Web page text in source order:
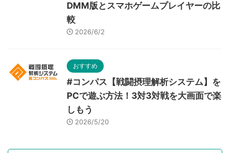
DMM版とスマホゲームプレイヤーの比
較
2026/6/2
おすすめ
#コンパス【戦闘摂理解析システム】を
PCで遊ぶ方法！3対3対戦を大画面で楽
しもう
2026/5/20